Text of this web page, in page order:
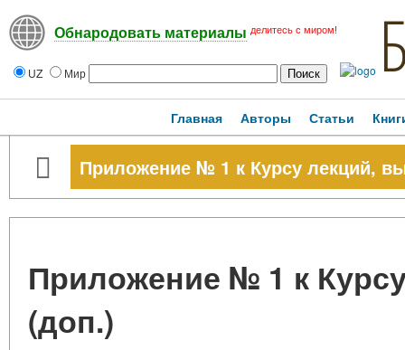
Обнародовать материалы делитесь с миром!
UZ Мир
Главная Авторы Статьи
Приложение № 1 к Курсу лекций,
Приложение № 1 к
(доп.)